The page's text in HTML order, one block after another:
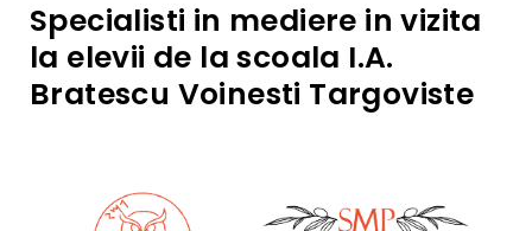
Specialisti in mediere in vizita
la elevii de la scoala I.A.
Bratescu Voinesti Targoviste